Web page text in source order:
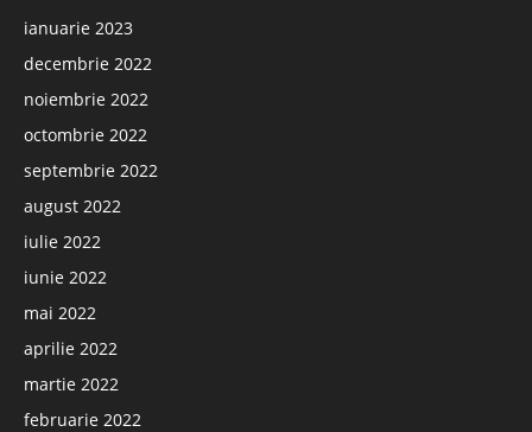
ianuarie 2023
decembrie 2022
noiembrie 2022
octombrie 2022
septembrie 2022
august 2022
iulie 2022
iunie 2022
mai 2022
aprilie 2022
martie 2022
februarie 2022